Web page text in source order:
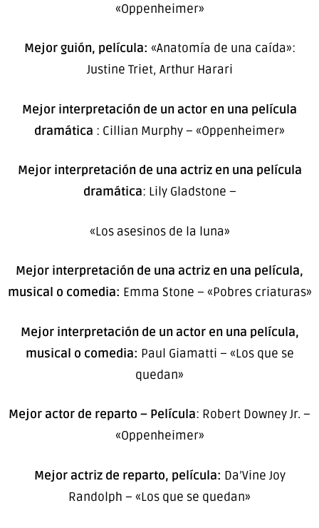
«Oppenheimer»
Mejor guión, película: «Anatomía de una caída»:
Justine Triet, Arthur Harari
Mejor interpretación de un actor en una película
dramática : Cillian Murphy – «Oppenheimer»
Mejor interpretación de una actriz en una película
dramática: Lily Gladstone –
«Los asesinos de la luna»
Mejor interpretación de una actriz en una película,
musical o comedia: Emma Stone – «Pobres criaturas»
Mejor interpretación de un actor en una película,
musical o comedia: Paul Giamatti – «Los que se
quedan»
Mejor actor de reparto – Película: Robert Downey Jr. –
«Oppenheimer»
Mejor actriz de reparto, película: Da’Vine Joy
Randolph – «Los que se quedan»